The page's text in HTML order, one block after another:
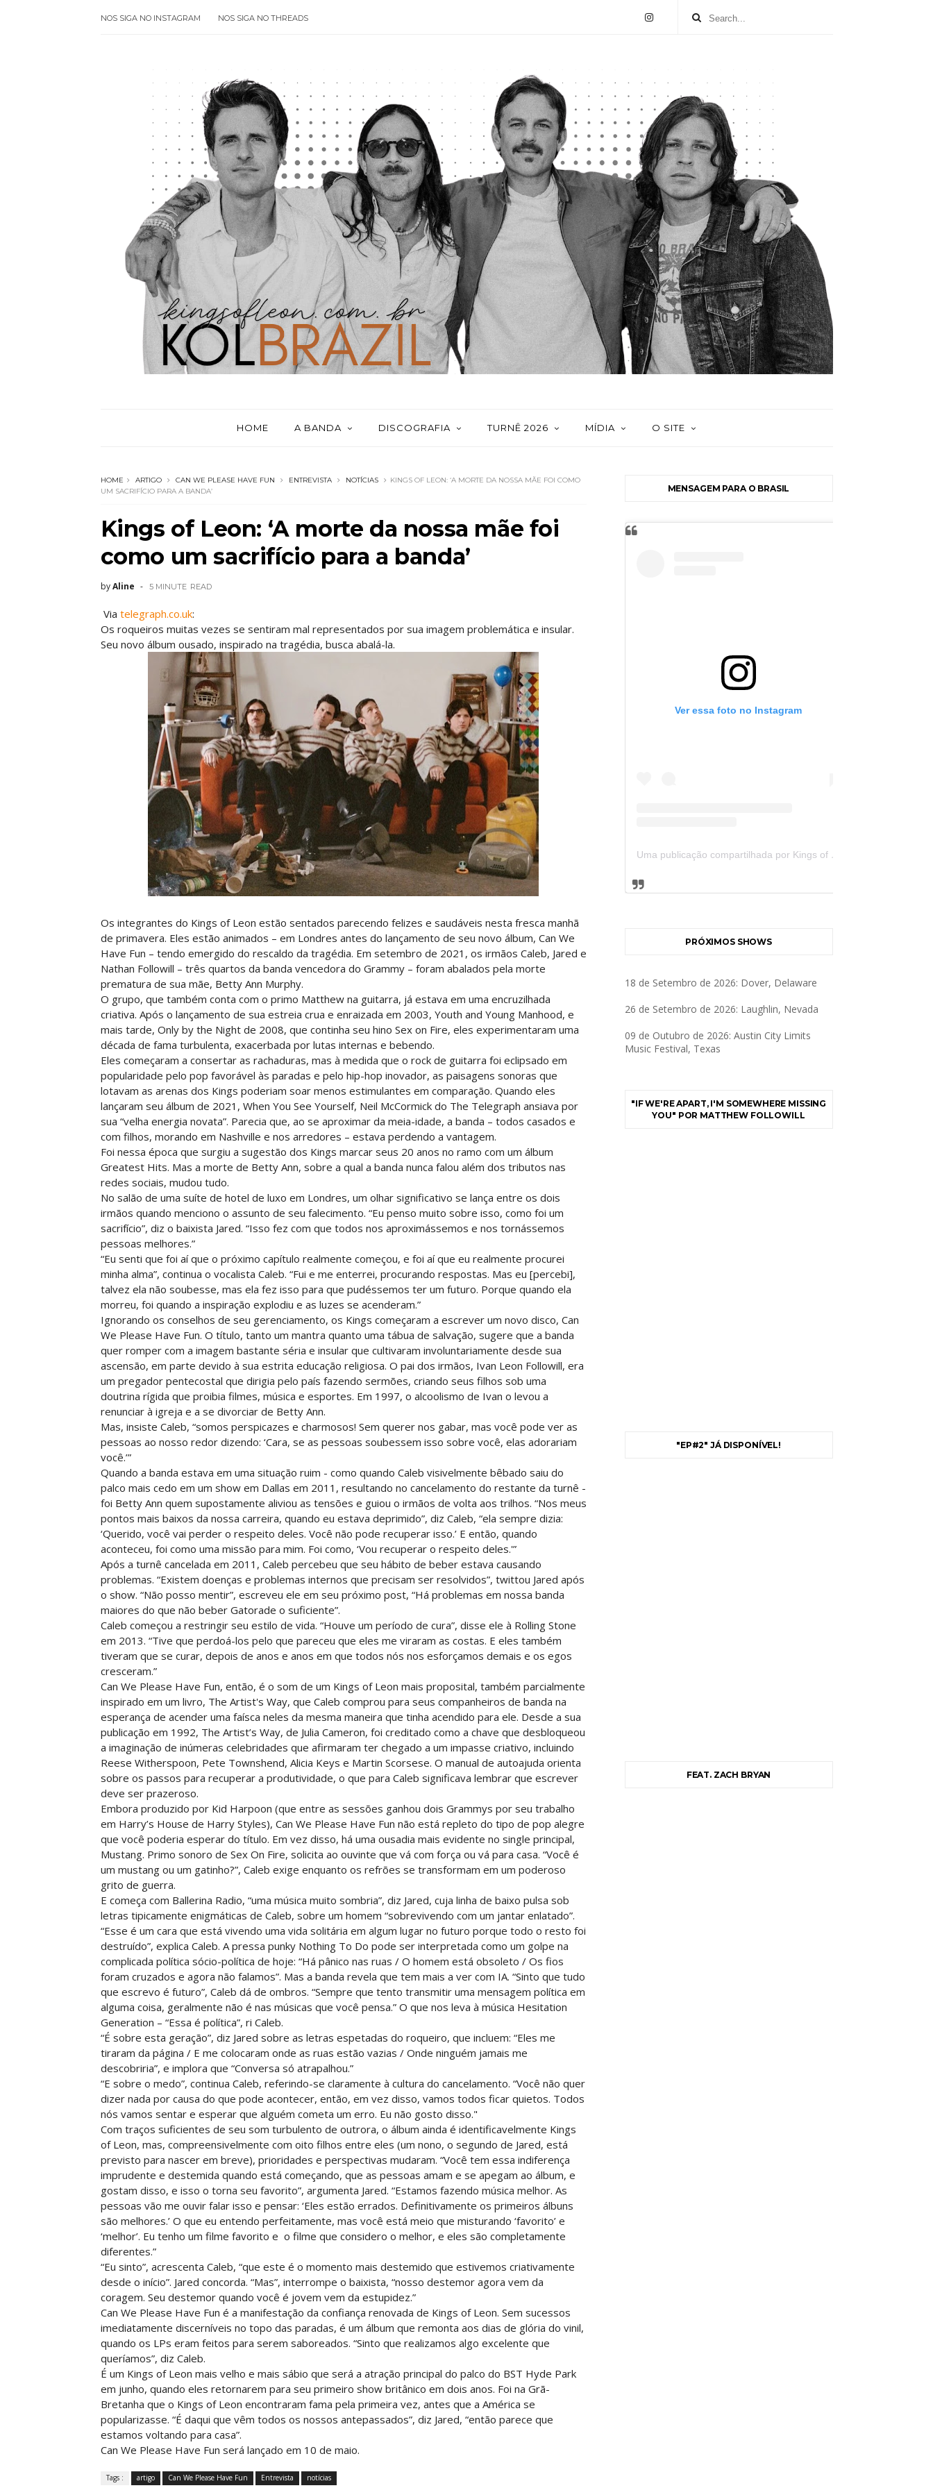
NOS SIGA NO INSTAGRAM NOS SIGA NO THREADS
HOME A BANDA DISCOGRAFIA TURNÊ 2026 MÍDIA O SITE
HOME ARTIGO CAN WE PLEASE HAVE FUN ENTREVISTA NOTÍCIAS
KINGS OF LEON: ‘A MORTE DA NOSSA MÃE FOI COMO
UM SACRIFÍCIO PARA A BANDA’
Kings of Leon: ‘A morte da nossa mãe foi
como um sacrifício para a banda’
byAline 5 MINUTE READ
Via telegraph.co.uk:
Os roqueiros muitas vezes se sentiram mal representados por sua imagem problemática e insular.
Seu novo álbum ousado, inspirado na tragédia, busca abalá-la.
Os integrantes do Kings of Leon estão sentados parecendo felizes e saudáveis nesta fresca manhã
de primavera. Eles estão animados – em Londres antes do lançamento de seu novo álbum, Can We
Have Fun – tendo emergido do rescaldo da tragédia. Em setembro de 2021, os irmãos Caleb, Jared e
Nathan Followill – três quartos da banda vencedora do Grammy – foram abalados pela morte
prematura de sua mãe, Betty Ann Murphy.
O grupo, que também conta com o primo Matthew na guitarra, já estava em uma encruzilhada
criativa. Após o lançamento de sua estreia crua e enraizada em 2003, Youth and Young Manhood, e
mais tarde, Only by the Night de 2008, que continha seu hino Sex on Fire, eles experimentaram uma
década de fama turbulenta, exacerbada por lutas internas e bebendo.
Eles começaram a consertar as rachaduras, mas à medida que o rock de guitarra foi eclipsado em
popularidade pelo pop favorável às paradas e pelo hip-hop inovador, as paisagens sonoras que
lotavam as arenas dos Kings poderiam soar menos estimulantes em comparação. Quando eles
lançaram seu álbum de 2021, When You See Yourself, Neil McCormick do The Telegraph ansiava por
sua “velha energia novata”. Parecia que, ao se aproximar da meia-idade, a banda – todos casados e
com filhos, morando em Nashville e nos arredores – estava perdendo a vantagem.
Foi nessa época que surgiu a sugestão dos Kings marcar seus 20 anos no ramo com um álbum
Greatest Hits. Mas a morte de Betty Ann, sobre a qual a banda nunca falou além dos tributos nas
redes sociais, mudou tudo.
No salão de uma suíte de hotel de luxo em Londres, um olhar significativo se lança entre os dois
irmãos quando menciono o assunto de seu falecimento. “Eu penso muito sobre isso, como foi um
sacrifício”, diz o baixista Jared. “Isso fez com que todos nos aproximássemos e nos tornássemos
pessoas melhores.”
“Eu senti que foi aí que o próximo capítulo realmente começou, e foi aí que eu realmente procurei
minha alma”, continua o vocalista Caleb. “Fui e me enterrei, procurando respostas. Mas eu [percebi],
talvez ela não soubesse, mas ela fez isso para que pudéssemos ter um futuro. Porque quando ela
morreu, foi quando a inspiração explodiu e as luzes se acenderam.”
Ignorando os conselhos de seu gerenciamento, os Kings começaram a escrever um novo disco, Can
We Please Have Fun. O título, tanto um mantra quanto uma tábua de salvação, sugere que a banda
quer romper com a imagem bastante séria e insular que cultivaram involuntariamente desde sua
ascensão, em parte devido à sua estrita educação religiosa. O pai dos irmãos, Ivan Leon Followill, era
um pregador pentecostal que dirigia pelo país fazendo sermões, criando seus filhos sob uma
doutrina rígida que proibia filmes, música e esportes. Em 1997, o alcoolismo de Ivan o levou a
renunciar à igreja e a se divorciar de Betty Ann.
Mas, insiste Caleb, “somos perspicazes e charmosos! Sem querer nos gabar, mas você pode ver as
pessoas ao nosso redor dizendo: ‘Cara, se as pessoas soubessem isso sobre você, elas adorariam
você.’”
Quando a banda estava em uma situação ruim - como quando Caleb visivelmente bêbado saiu do
palco mais cedo em um show em Dallas em 2011, resultando no cancelamento do restante da turnê -
foi Betty Ann quem supostamente aliviou as tensões e guiou o irmãos de volta aos trilhos. “Nos meus
pontos mais baixos da nossa carreira, quando eu estava deprimido”, diz Caleb, “ela sempre dizia:
‘Querido, você vai perder o respeito deles. Você não pode recuperar isso.’ E então, quando
aconteceu, foi como uma missão para mim. Foi como, ‘Vou recuperar o respeito deles.'”
Após a turnê cancelada em 2011, Caleb percebeu que seu hábito de beber estava causando
problemas. “Existem doenças e problemas internos que precisam ser resolvidos”, twittou Jared após
o show. “Não posso mentir”, escreveu ele em seu próximo post, “Há problemas em nossa banda
maiores do que não beber Gatorade o suficiente”.
Caleb começou a restringir seu estilo de vida. “Houve um período de cura”, disse ele à Rolling Stone
em 2013. “Tive que perdoá-los pelo que pareceu que eles me viraram as costas. E eles também
tiveram que se curar, depois de anos e anos em que todos nós nos esforçamos demais e os egos
cresceram.”
Can We Please Have Fun, então, é o som de um Kings of Leon mais proposital, também parcialmente
inspirado em um livro, The Artist's Way, que Caleb comprou para seus companheiros de banda na
esperança de acender uma faísca neles da mesma maneira que tinha acendido para ele. Desde a sua
publicação em 1992, The Artist’s Way, de Julia Cameron, foi creditado como a chave que desbloqueou
a imaginação de inúmeras celebridades que afirmaram ter chegado a um impasse criativo, incluindo
Reese Witherspoon, Pete Townshend, Alicia Keys e Martin Scorsese. O manual de autoajuda orienta
sobre os passos para recuperar a produtividade, o que para Caleb significava lembrar que escrever
deve ser prazeroso.
Embora produzido por Kid Harpoon (que entre as sessões ganhou dois Grammys por seu trabalho
em Harry’s House de Harry Styles), Can We Please Have Fun não está repleto do tipo de pop alegre
que você poderia esperar do título. Em vez disso, há uma ousadia mais evidente no single principal,
Mustang. Primo sonoro de Sex On Fire, solicita ao ouvinte que vá com força ou vá para casa. “Você é
um mustang ou um gatinho?”, Caleb exige enquanto os refrões se transformam em um poderoso
grito de guerra.
E começa com Ballerina Radio, “uma música muito sombria”, diz Jared, cuja linha de baixo pulsa sob
letras tipicamente enigmáticas de Caleb, sobre um homem “sobrevivendo com um jantar enlatado”.
“Esse é um cara que está vivendo uma vida solitária em algum lugar no futuro porque todo o resto foi
destruído”, explica Caleb. A pressa punky Nothing To Do pode ser interpretada como um golpe na
complicada política sócio-política de hoje: “Há pânico nas ruas / O homem está obsoleto / Os fios
foram cruzados e agora não falamos”. Mas a banda revela que tem mais a ver com IA. “Sinto que tudo
que escrevo é futuro”, Caleb dá de ombros. “Sempre que tento transmitir uma mensagem política em
alguma coisa, geralmente não é nas músicas que você pensa.” O que nos leva à música Hesitation
Generation – “Essa é política”, ri Caleb.
“É sobre esta geração”, diz Jared sobre as letras espetadas do roqueiro, que incluem: “Eles me
tiraram da página / E me colocaram onde as ruas estão vazias / Onde ninguém jamais me
descobriria”, e implora que “Conversa só atrapalhou.”
“E sobre o medo”, continua Caleb, referindo-se claramente à cultura do cancelamento. “Você não quer
dizer nada por causa do que pode acontecer, então, em vez disso, vamos todos ficar quietos. Todos
nós vamos sentar e esperar que alguém cometa um erro. Eu não gosto disso."
Com traços suficientes de seu som turbulento de outrora, o álbum ainda é identificavelmente Kings
of Leon, mas, compreensivelmente com oito filhos entre eles (um nono, o segundo de Jared, está
previsto para nascer em breve), prioridades e perspectivas mudaram. “Você tem essa indiferença
imprudente e destemida quando está começando, que as pessoas amam e se apegam ao álbum, e
gostam disso, e isso o torna seu favorito”, argumenta Jared. “Estamos fazendo música melhor. As
pessoas vão me ouvir falar isso e pensar: ‘Eles estão errados. Definitivamente os primeiros álbuns
são melhores.’ O que eu entendo perfeitamente, mas você está meio que misturando ‘favorito’ e
‘melhor’. Eu tenho um filme favorito e o filme que considero o melhor, e eles são completamente
diferentes.”
“Eu sinto”, acrescenta Caleb, “que este é o momento mais destemido que estivemos criativamente
desde o início”. Jared concorda. “Mas”, interrompe o baixista, “nosso destemor agora vem da
coragem. Seu destemor quando você é jovem vem da estupidez.”
Can We Please Have Fun é a manifestação da confiança renovada de Kings of Leon. Sem sucessos
imediatamente discerníveis no topo das paradas, é um álbum que remonta aos dias de glória do vinil,
quando os LPs eram feitos para serem saboreados. “Sinto que realizamos algo excelente que
queríamos”, diz Caleb.
É um Kings of Leon mais velho e mais sábio que será a atração principal do palco do BST Hyde Park
em junho, quando eles retornarem para seu primeiro show britânico em dois anos. Foi na Grã-
Bretanha que o Kings of Leon encontraram fama pela primeira vez, antes que a América se
popularizasse. “É daqui que vêm todos os nossos antepassados”, diz Jared, “então parece que
estamos voltando para casa”.
Can We Please Have Fun será lançado em 10 de maio.
Tags : artigo Can We Please Have Fun Entrevista notícias
MENSAGEM PARA O BRASIL
Ver essa foto no Instagram
Uma publicação compartilhada por Kings of Leon Brazil (@kolbrazil)
PRÓXIMOS SHOWS
18 de Setembro de 2026: Dover, Delaware
26 de Setembro de 2026: Laughlin, Nevada
09 de Outubro de 2026: Austin City Limits
Music Festival, Texas
"IF WE'RE APART, I'M SOMEWHERE MISSING
YOU" POR MATTHEW FOLLOWILL
"EP#2" JÁ DISPONÍVEL!
FEAT. ZACH BRYAN